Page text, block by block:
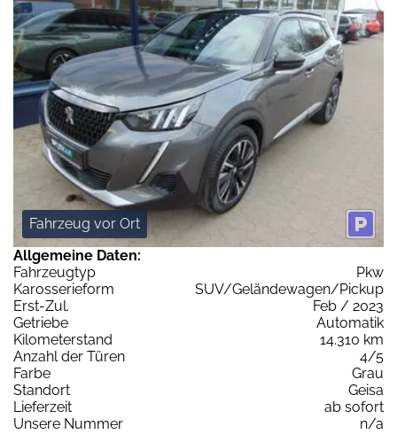
Fahrzeug vor Ort
Allgemeine Daten:
Fahrzeugtyp
Pkw
Karosserieform
SUV/Geländewagen/Pickup
Erst-Zul.
Feb / 2023
Getriebe
Automatik
Kilometerstand
14.310 km
Anzahl der Türen
4/5
Farbe
Grau
Standort
Geisa
Lieferzeit
ab sofort
Unsere Nummer
n/a